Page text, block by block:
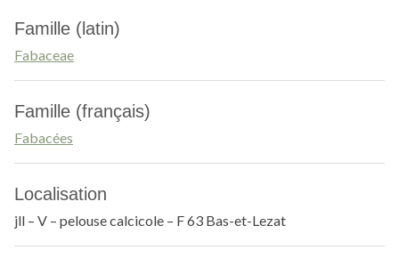
Famille (latin)
Fabaceae
Famille (français)
Fabacées
Localisation
jll – V – pelouse calcicole – F 63 Bas-et-Lezat